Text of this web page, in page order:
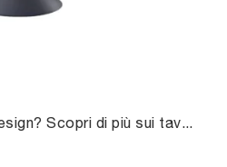
Vuoi arricchire spazi design? Scopri di più sui tavoli design fissi: il modello da pranzo Clessidra ti attende.